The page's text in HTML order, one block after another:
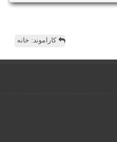
کاراموند: خانه